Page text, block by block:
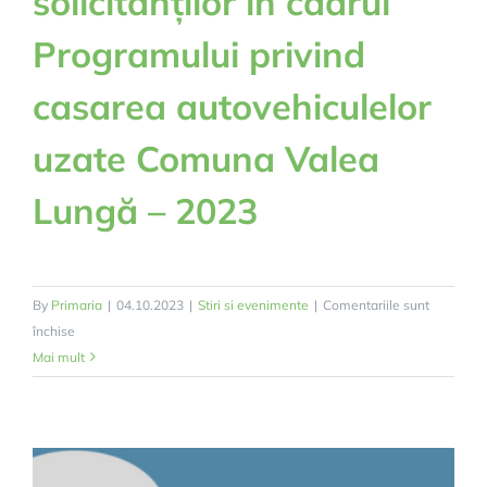
Programului privind
casarea autovehiculelor
uzate Comuna Valea
Lungă – 2023
By Primaria | 04.10.2023 | Stiri si evenimente | Comentariile sunt
închise
Procedura
internă
solicitanților
Mai mult